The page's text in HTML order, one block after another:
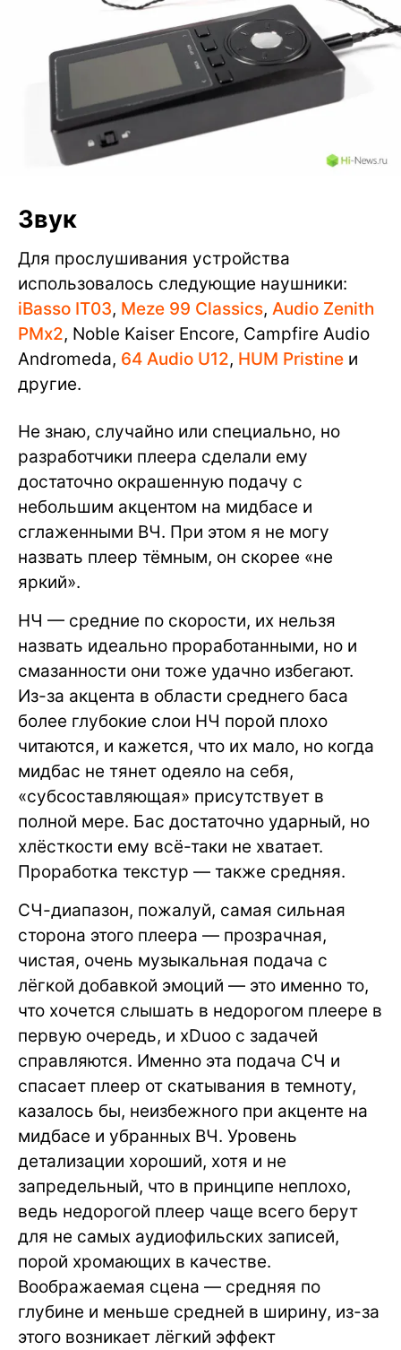
Звук
Для прослушивания устройства
использовалось следующие наушники:
iBasso IT03, Meze 99 Classics, Audio Zenith
PMx2, Noble Kaiser Encore, Campfire Audio
Andromeda, 64 Audio U12, HUM Pristine и
другие.
Не знаю, случайно или специально, но
разработчики плеера сделали ему
достаточно окрашенную подачу с
небольшим акцентом на мидбасе и
сглаженными ВЧ. При этом я не могу
назвать плеер тёмным, он скорее «не
яркий».
НЧ — средние по скорости, их нельзя
назвать идеально проработанными, но и
смазанности они тоже удачно избегают.
Из-за акцента в области среднего баса
более глубокие слои НЧ порой плохо
читаются, и кажется, что их мало, но когда
мидбас не тянет одеяло на себя,
«субсоставляющая» присутствует в
полной мере. Бас достаточно ударный, но
хлёсткости ему всё-таки не хватает.
Проработка текстур — также средняя.
СЧ-диапазон, пожалуй, самая сильная
сторона этого плеера — прозрачная,
чистая, очень музыкальная подача с
лёгкой добавкой эмоций — это именно то,
что хочется слышать в недорогом плеере в
первую очередь, и xDuoo с задачей
справляются. Именно эта подача СЧ и
спасает плеер от скатывания в темноту,
казалось бы, неизбежного при акценте на
мидбасе и убранных ВЧ. Уровень
детализации хороший, хотя и не
запредельный, что в принципе неплохо,
ведь недорогой плеер чаще всего берут
для не самых аудиофильских записей,
порой хромающих в качестве.
Воображаемая сцена — средняя по
глубине и меньше средней в ширину, из-за
этого возникает лёгкий эффект